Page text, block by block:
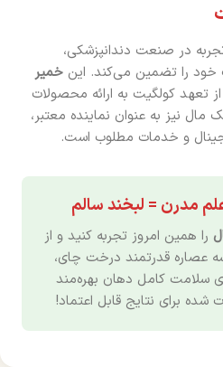
بیش از 200 سال تجربه در صنعت دندانپزشکی،
را تضمین می‌کند. این خمیر
از تعهد کولگیت به ارائه محصولات
نیز به عنوان نماینده معتبر،
و خدمات مطلوب است.
مدرن = لبخند سالم
را همین امروز تجربه کنید و از
عصاره قدرتمند درخت چای،
سلامت کامل دهان بهره‌مند
شده برای نتایج قابل اعتماد!